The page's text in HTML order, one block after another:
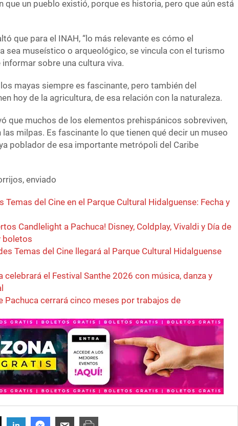
que un pueblo existió, porque es historia, pero que aún está
que para el INAH, “lo más relevante es cómo el
sea museístico o arqueológico, se vincula con el turismo
sobre una cultura viva.
mayas siempre es fascinante, pero también del
hoy de la agricultura, de esa relación con la naturaleza.
que muchos de los elementos prehispánicos sobreviven,
milpas. Es fascinante lo que tienen qué decir un museo
poblador de esa importante metrópoli del Caribe
enviado
Temas del Cine en el Parque Cultural Hidalguense: Fecha y
Candlelight a Pachuca! Disney, Coldplay, Vivaldi y Día de
boletos
Temas del Cine llegará al Parque Cultural Hidalguense
celebrará el Festival Santhe 2026 con música, danza y
Pachuca cerrará cinco meses por trabajos de